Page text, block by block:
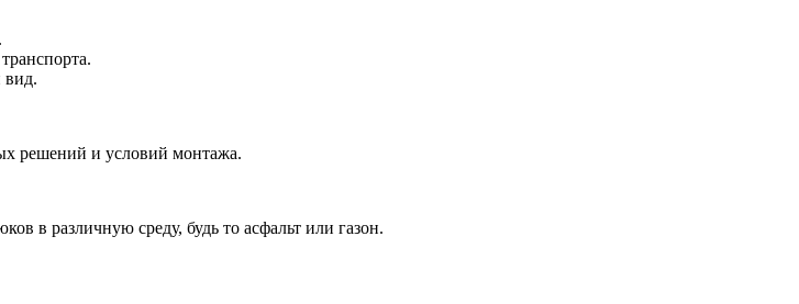
вид.
решений и условий монтажа.
в различную среду, будь то асфальт или газон.